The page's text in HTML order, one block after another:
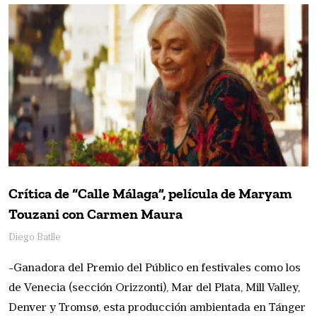
Crítica de “Calle Málaga”, película de Maryam
Touzani con Carmen Maura
Diego Batlle
-Ganadora del Premio del Público en festivales como los
de Venecia (sección Orizzonti), Mar del Plata, Mill Valley,
Denver y Tromsø, esta producción ambientada en Tánger